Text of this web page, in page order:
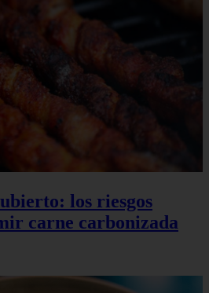
los riesgos
carne carbonizada